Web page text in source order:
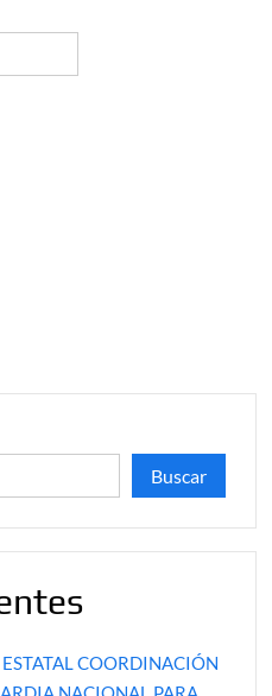
Buscar
COORDINACIÓN